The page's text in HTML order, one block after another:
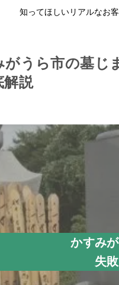
知ってほしいリアルなお
がうら市の墓じ
解説
かすみ
失